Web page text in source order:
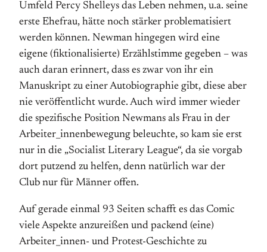
Umfeld Percy Shelleys das Leben nehmen, u.a. seine
erste Ehefrau, hätte noch stärker problematisiert
werden können. Newman hingegen wird eine
eigene (fiktionalisierte) Erzählstimme gegeben – was
auch daran erinnert, dass es zwar von ihr ein
Manuskript zu einer Autobiographie gibt, diese aber
nie veröffentlicht wurde. Auch wird immer wieder
die spezifische Position Newmans als Frau in der
Arbeiter_innenbewegung beleuchte, so kam sie erst
nur in die „Socialist Literary League“, da sie vorgab
dort putzend zu helfen, denn natürlich war der
Club nur für Männer offen.
Auf gerade einmal 93 Seiten schafft es das Comic
viele Aspekte anzureißen und packend (eine)
Arbeiter_innen- und Protest-Geschichte zu